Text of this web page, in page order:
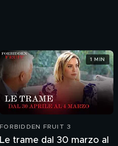
FORBIDDEN FRUIT 3
Le trame dal 30 marzo al
1 MIN